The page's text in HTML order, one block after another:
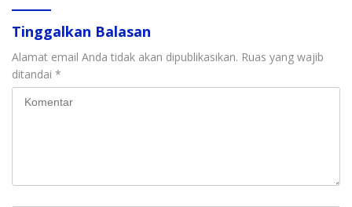
Tinggalkan Balasan
Alamat email Anda tidak akan dipublikasikan. Ruas yang wajib
ditandai *